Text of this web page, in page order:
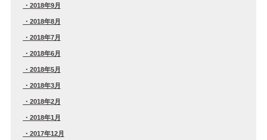
2018年9月
2018年8月
2018年7月
2018年6月
2018年5月
2018年3月
2018年2月
2018年1月
2017年12月